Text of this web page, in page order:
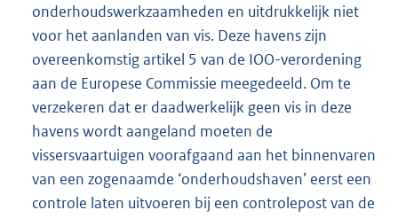
onderhoudswerkzaamheden en uitdrukkelijk niet
voor het aanlanden van vis. Deze havens zijn
overeenkomstig artikel 5 van de IOO-verordening
aan de Europese Commissie meegedeeld. Om te
verzekeren dat er daadwerkelijk geen vis in deze
havens wordt aangeland moeten de
vissersvaartuigen voorafgaand aan het binnenvaren
van een zogenaamde ‘onderhoudshaven’ eerst een
controle laten uitvoeren bij een controlepost van de